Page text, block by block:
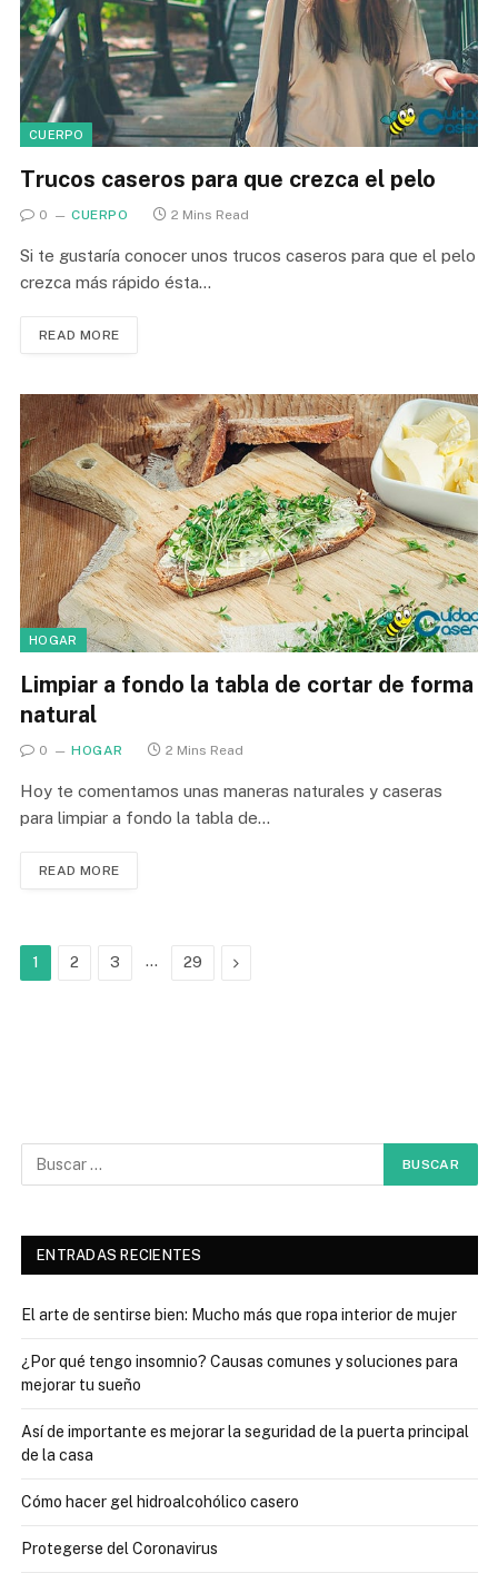
CUERPO
Trucos caseros para que crezca el pelo
0 CUERPO 2 Mins Read
Si te gustaría conocer unos trucos caseros para que el pelo
crezca más rápido ésta…
READ MORE
HOGAR
Limpiar a fondo la tabla de cortar de forma
natural
0 HOGAR 2 Mins Read
Hoy te comentamos unas maneras naturales y caseras
para limpiar a fondo la tabla de…
READ MORE
1 2 3 … 29 Next
ENTRADAS RECIENTES
El arte de sentirse bien: Mucho más que ropa interior de mujer
¿Por qué tengo insomnio? Causas comunes y soluciones para
mejorar tu sueño
Así de importante es mejorar la seguridad de la puerta principal
de la casa
Cómo hacer gel hidroalcohólico casero
Protegerse del Coronavirus